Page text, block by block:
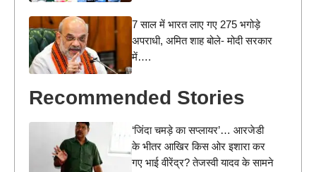
7 साल में भारत लाए गए 275 भगोड़े
अपराधी, अमित शाह बोले- मोदी सरकार
में….
Recommended Stories
‘जिंदा चमड़े का सप्लायर’… आरजेडी
के भीतर आखिर किस ओर इशारा कर
गए भाई वीरेंद्र? तेजस्वी यादव के सामने